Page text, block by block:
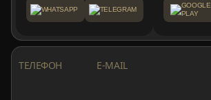
WHATSAPP TELEGRAM
GOOGLE
PLAY
ТЕЛЕФОН E-MAIL